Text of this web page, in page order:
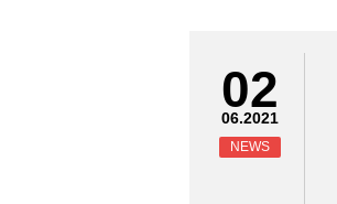
02
06.2021
NEWS